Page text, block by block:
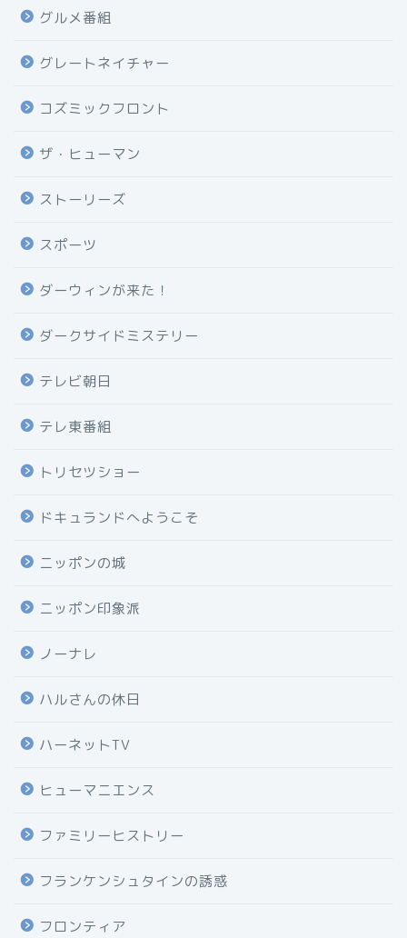
グルメ番組
グレートネイチャー
コズミックフロント
ザ・ヒューマン
ストーリーズ
スポーツ
ダーウィンが来た！
ダークサイドミステリー
テレビ朝日
テレ東番組
トリセツショー
ドキュランドへようこそ
ニッポンの城
ニッポン印象派
ノーナレ
ハルさんの休日
ハーネットTV
ヒューマニエンス
ファミリーヒストリー
フランケンシュタインの誘惑
フロンティア